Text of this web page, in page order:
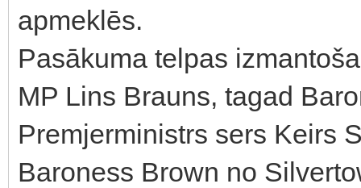
apmeklēs.
Pasākuma telpas
MP Lins Brauns, tagad
Premjerministrs sers Keirs
Baroness Brown no